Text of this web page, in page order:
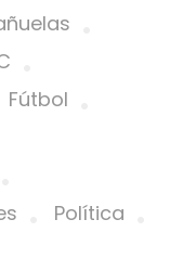
Fútbol
Política